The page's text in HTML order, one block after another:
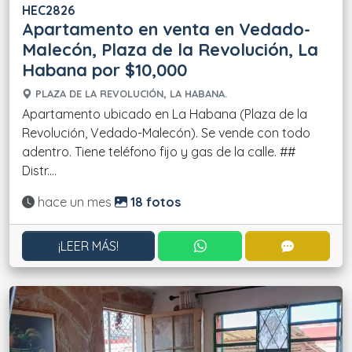
HEC2826
Apartamento en venta en Vedado-
Malecón, Plaza de la Revolución, La
Habana por $10,000
PLAZA DE LA REVOLUCIÓN, LA HABANA.
Apartamento ubicado en La Habana (Plaza de la
Revolución, Vedado-Malecón). Se vende con todo
adentro. Tiene teléfono fijo y gas de la calle. ##
Distr....
Actualizado:
hace un mes 18 fotos
¡LEER MÁS! CONTACTAR POR